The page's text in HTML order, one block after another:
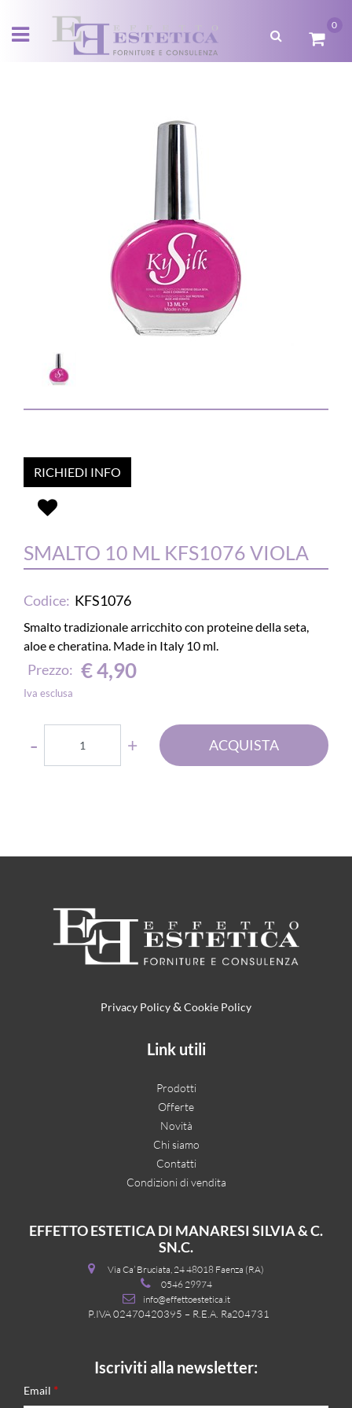
Open menu
0
RICHIEDI INFO
SMALTO 10 ML KFS1076 VIOLA
Codice: KFS1076
Smalto tradizionale arricchito con proteine della seta,
aloe e cheratina. Made in Italy 10 ml.
Prezzo: € 4,90
Iva esclusa
Quantità
ACQUISTA
Privacy Policy& Cookie Policy
Link utili
Prodotti
Offerte
Novità
Chi siamo
Contatti
Condizioni di vendita
EFFETTO ESTETICA DI MANARESI SILVIA & C.
SN.C.
Via Ca’ Bruciata, 24 48018 Faenza (RA)
0546 29974
info@effettoestetica.it
P.IVA 02470420395 – R.E.A. Ra204731
Iscriviti alla newsletter:
Email *